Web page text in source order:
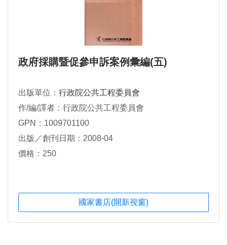
政府採購暨促參申訴案例彙編(五)
出版單位： 行政院公共工程委員會
作/編/譯者：行政院公共工程委員會
GPN：1009701100
出版／創刊日期：2008-04
價格：250
國家書店(開新視窗)